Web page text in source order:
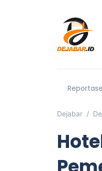
Reportase
Dejabar